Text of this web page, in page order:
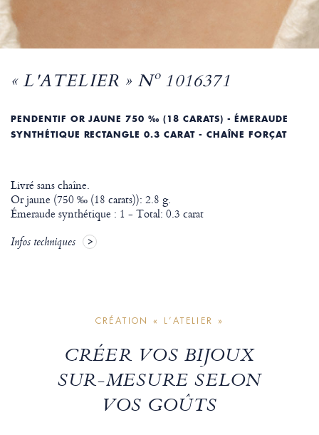
« L'ATELIER » Nº 1016371
PENDENTIF OR JAUNE 750 ‰ (18 CARATS) - ÉMERAUDE
SYNTHÉTIQUE RECTANGLE 0.3 CARAT - CHAÎNE FORÇAT
Livré sans chaîne.
Or jaune (750 ‰ (18 carats)): 2.8 g.
Émeraude synthétique : 1 - Total: 0.3 carat
Infos techniques
CRÉATION « L’ATELIER »
CRÉER VOS BIJOUX
SUR-MESURE SELON
VOS GOÛTS